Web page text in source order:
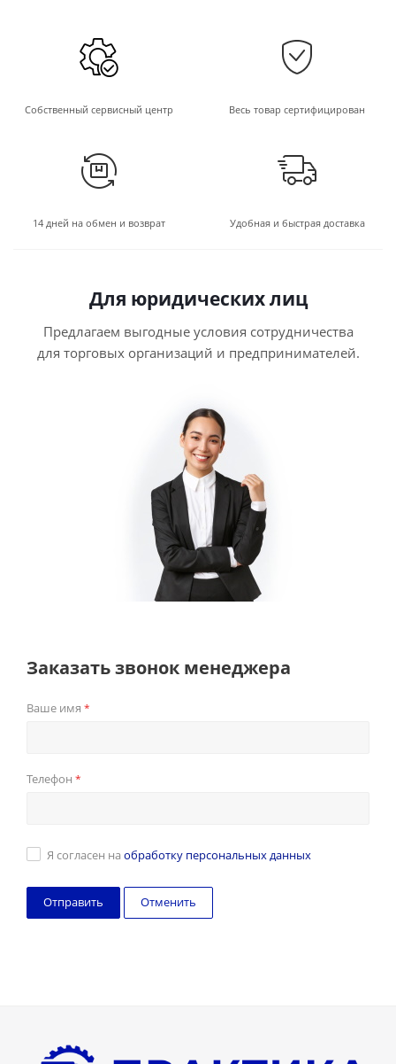
Собственный сервисный центр Весь товар сертифицирован
14 дней на обмен и возврат Удобная и быстрая доставка
Для юридических лиц
Предлагаем выгодные условия сотрудничества
для торговых организаций и предпринимателей.
Заказать звонок менеджера
Ваше имя *
Телефон *
Я согласен на обработку персональных данных
Отменить